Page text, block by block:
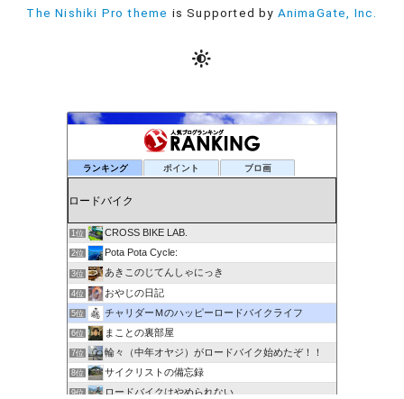
The Nishiki Pro theme is Supported by AnimaGate, Inc.
ランキング ポイント ブロ画
1位 CROSS BIKE LAB.
2位 Pota Pota Cycle:
3位 あきこのじてんしゃにっき
4位 おやじの日記
5位 チャリダーＭのハッピーロードバイクライフ
6位 まことの裏部屋
7位 輪々（中年オヤジ）がロードバイク始めたぞ！！
8位 サイクリストの備忘録
9位 ロードバイクはやめられない